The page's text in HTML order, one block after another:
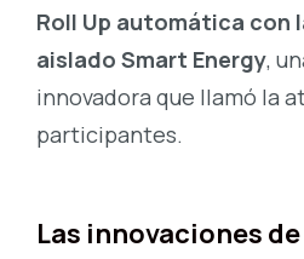
Roll Up automática con
aislado Smart Energy,
innovadora que llamó la
participantes.
Las innovaciones